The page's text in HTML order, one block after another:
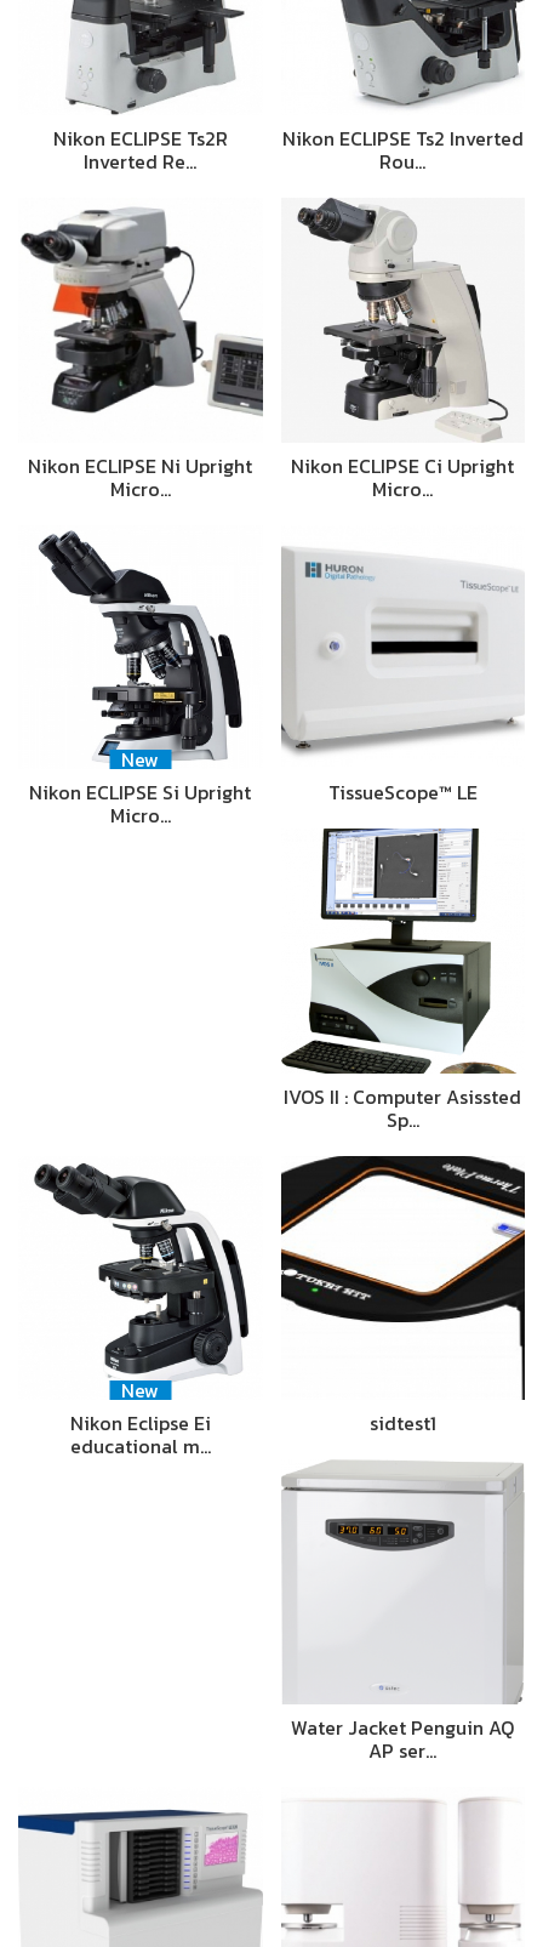
Nikon ECLIPSE Ts2R
Inverted Re…
Nikon ECLIPSE Ts2 Inverted
Rou…
Nikon ECLIPSE Ni Upright
Micro…
Nikon ECLIPSE Ci Upright
Micro…
New
Nikon ECLIPSE Si Upright
Micro…
TissueScope™ LE
IVOS II : Computer Asissted
Sp…
New
Nikon Eclipse Ei
educational m…
sidtest1
Water Jacket Penguin AQ
AP ser…